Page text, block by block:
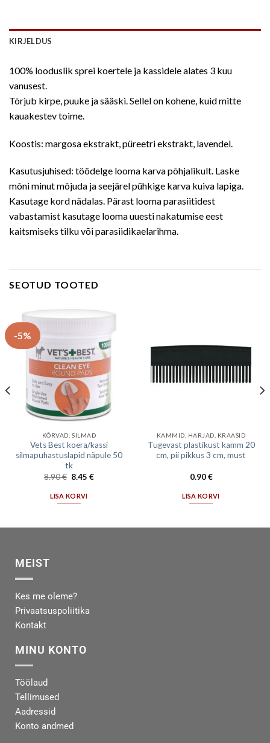
KIRJELDUS
100% looduslik sprei koertele ja kassidele alates 3 kuu
vanusest.
Tõrjub kirpe, puuke ja sääski. Sellel on kohene, kuid mitte
kauakestev toime.
Koostis: margosa ekstrakt, püreetri ekstrakt, lavendel.
Kasutusjuhised: töödelge looma karva põhjalikult. Laske
mõni minut mõjuda ja seejärel pühkige karva kuiva lapiga.
Kasutage kord nädalas. Pärast looma parasiitidest
vabastamist kasutage looma uuesti nakatumise eest
kaitsmiseks tilku või parasiidikaelarihma.
SEOTUD TOOTED
-5%
KÕRVAD, SILMAD
Vets Best koera/kassi
silmapuhastuslapid näpule 50
tk
8.90€ 8.45€
LISA KORVI
KAMMID, HARJAD, KRAASID
Tugevast plastikust kamm 20
cm, pii pikkus 3 cm, must
0.90€
LISA KORVI
MEIST
Kes me oleme?
Privaatsuspoliitika
Kontakt
MINU KONTO
Töölaud
Tellimused
Aadressid
Konto andmed